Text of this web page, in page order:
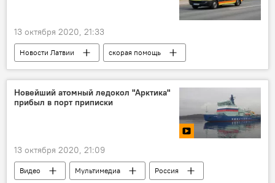
13 октября 2020, 21:33
Новости Латвии
скорая помощь
Латвия
Минздрав Латвии
Новейший атомный ледокол "Арктика"
прибыл в порт приписки
13 октября 2020, 21:09
Видео Мультимедиа
Россия